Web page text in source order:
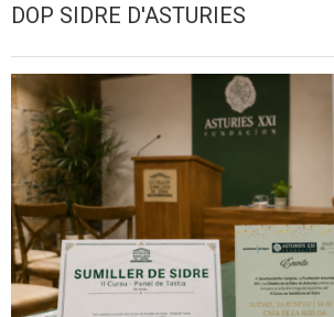
DOP SIDRE D'ASTURIES